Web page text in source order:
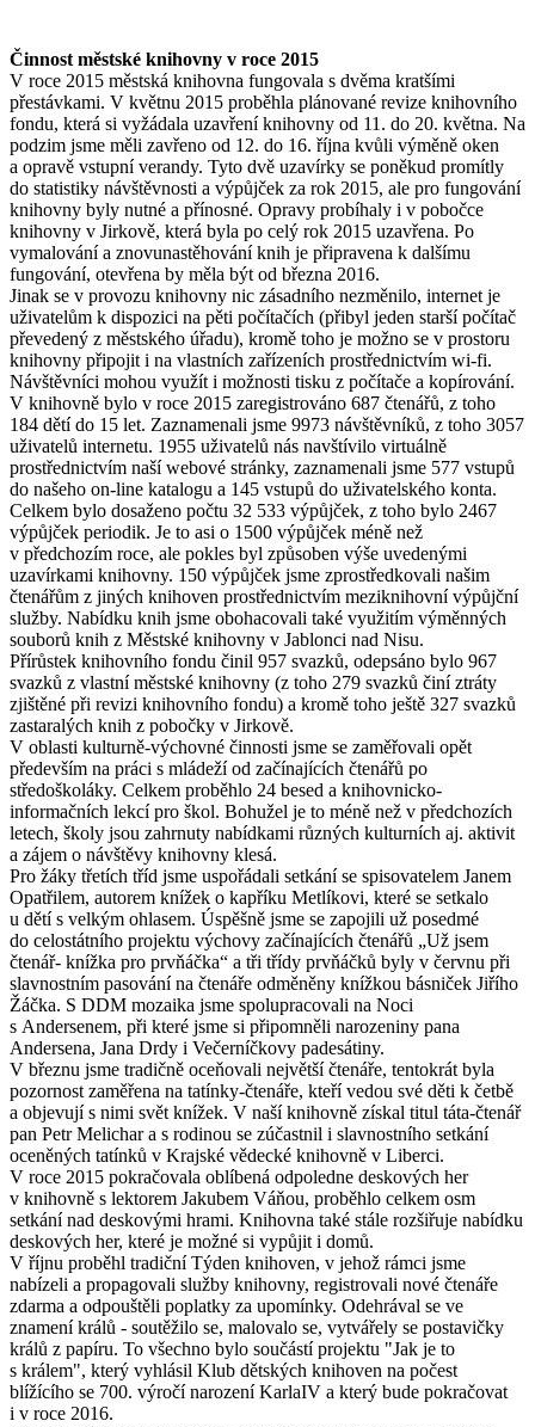
Činnost městské knihovny v roce 2015
V roce 2015 městská knihovna fungovala s dvěma kratšími
přestávkami. V květnu 2015 proběhla plánované revize knihovního
fondu, která si vyžádala uzavření knihovny od 11. do 20. května. Na
podzim jsme měli zavřeno od 12. do 16. října kvůli výměně oken
a opravě vstupní verandy. Tyto dvě uzavírky se poněkud promítly
do statistiky návštěvnosti a výpůjček za rok 2015, ale pro fungování
knihovny byly nutné a přínosné. Opravy probíhaly i v pobočce
knihovny v Jirkově, která byla po celý rok 2015 uzavřena. Po
vymalování a znovunastěhování knih je připravena k dalšímu
fungování, otevřena by měla být od března 2016.
Jinak se v provozu knihovny nic zásadního nezměnilo, internet je
uživatelům k dispozici na pěti počítačích (přibyl jeden starší počítač
převedený z městského úřadu), kromě toho je možno se v prostoru
knihovny připojit i na vlastních zařízeních prostřednictvím wi-fi.
Návštěvníci mohou využít i možnosti tisku z počítače a kopírování.
V knihovně bylo v roce 2015 zaregistrováno 687 čtenářů, z toho
184 dětí do 15 let. Zaznamenali jsme 9973 návštěvníků, z toho 3057
uživatelů internetu. 1955 uživatelů nás navštívilo virtuálně
prostřednictvím naší webové stránky, zaznamenali jsme 577 vstupů
do našeho on-line katalogu a 145 vstupů do uživatelského konta.
Celkem bylo dosaženo počtu 32 533 výpůjček, z toho bylo 2467
výpůjček periodik. Je to asi o 1500 výpůjček méně než
v předchozím roce, ale pokles byl způsoben výše uvedenými
uzavírkami knihovny. 150 výpůjček jsme zprostředkovali našim
čtenářům z jiných knihoven prostřednictvím meziknihovní výpůjční
služby. Nabídku knih jsme obohacovali také využitím výměnných
souborů knih z Městské knihovny v Jablonci nad Nisu.
Přírůstek knihovního fondu činil 957 svazků, odepsáno bylo 967
svazků z vlastní městské knihovny (z toho 279 svazků činí ztráty
zjištěné při revizi knihovního fondu) a kromě toho ještě 327 svazků
zastaralých knih z pobočky v Jirkově.
V oblasti kulturně-výchovné činnosti jsme se zaměřovali opět
především na práci s mládeží od začínajících čtenářů po
středoškoláky. Celkem proběhlo 24 besed a knihovnicko-
informačních lekcí pro škol. Bohužel je to méně než v předchozích
letech, školy jsou zahrnuty nabídkami různých kulturních aj. aktivit
a zájem o návštěvy knihovny klesá.
Pro žáky třetích tříd jsme uspořádali setkání se spisovatelem Janem
Opatřilem, autorem knížek o kapříku Metlíkovi, které se setkalo
u dětí s velkým ohlasem. Úspěšně jsme se zapojili už posedmé
do celostátního projektu výchovy začínajících čtenářů „Už jsem
čtenář- knížka pro prvňáčka“ a tři třídy prvňáčků byly v červnu při
slavnostním pasování na čtenáře odměněny knížkou básniček Jiřího
Žáčka. S DDM mozaika jsme spolupracovali na Noci
s Andersenem, při které jsme si připomněli narozeniny pana
Andersena, Jana Drdy i Večerníčkovy padesátiny.
V březnu jsme tradičně oceňovali největší čtenáře, tentokrát byla
pozornost zaměřena na tatínky-čtenáře, kteří vedou své děti k četbě
a objevují s nimi svět knížek. V naší knihovně získal titul táta-čtenář
pan Petr Melichar a s rodinou se zúčastnil i slavnostního setkání
oceněných tatínků v Krajské vědecké knihovně v Liberci.
V roce 2015 pokračovala oblíbená odpoledne deskových her
v knihovně s lektorem Jakubem Váňou, proběhlo celkem osm
setkání nad deskovými hrami. Knihovna také stále rozšiřuje nabídku
deskových her, které je možné si vypůjit i domů.
V říjnu proběhl tradiční Týden knihoven, v jehož rámci jsme
nabízeli a propagovali služby knihovny, registrovali nové čtenáře
zdarma a odpouštěli poplatky za upomínky. Odehrával se ve
znamení králů - soutěžilo se, malovalo se, vytvářely se postavičky
králů z papíru. To všechno bylo součástí projektu "Jak je to
s králem", který vyhlásil Klub dětských knihoven na počest
blížícího se 700. výročí narození KarlaIV a který bude pokračovat
i v roce 2016.